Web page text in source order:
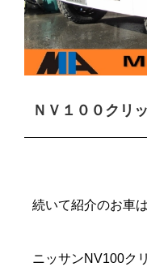
ＮＶ１００クリ
続いて紹介のお車
ニッサンNV100ク